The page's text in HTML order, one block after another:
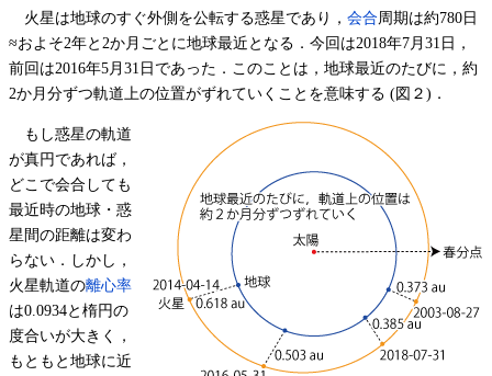
火星は地球のすぐ外側を公転する惑星であり，会合周期は約780日
≈およそ2年と2か月ごとに地球最近となる．今回は2018年7月31日，
前回は2016年5月31日であった．このことは，地球最近のたびに，約
2か月分ずつ軌道上の位置がずれていくことを意味する (図２)．
もし惑星の軌道
が真円であれば，
どこで会合しても
最近時の地球・惑
星間の距離は変わ
らない．しかし，
火星軌道の離心率
は0.0934と楕円の
度合いが大きく，
もともと地球に近